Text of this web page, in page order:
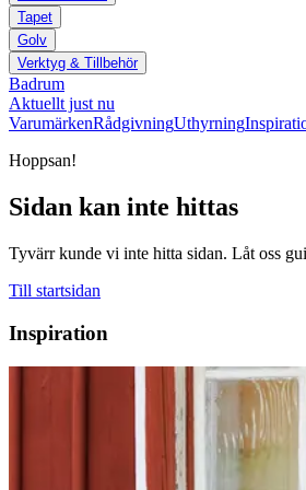
Tapet
Golv
Verktyg & Tillbehör
Badrum
Aktuellt just nu
VarumärkenRådgivningUthyrning
Hoppsan!
Sidan kan inte hittas
Tyvärr kunde vi inte hitta sidan. Låt oss
Till startsidan
Inspiration